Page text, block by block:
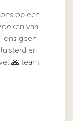
op een
van
ons geen
en
🙏 team